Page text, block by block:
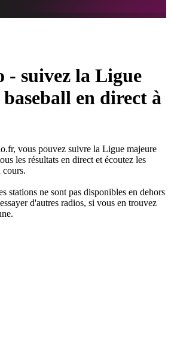
suivez la Ligue
en direct à
vous pouvez suivre la Ligue majeure
les résultats en direct et écoutez les
cours.
stations ne sont pas disponibles en dehors
d'autres radios, si vous en trouvez